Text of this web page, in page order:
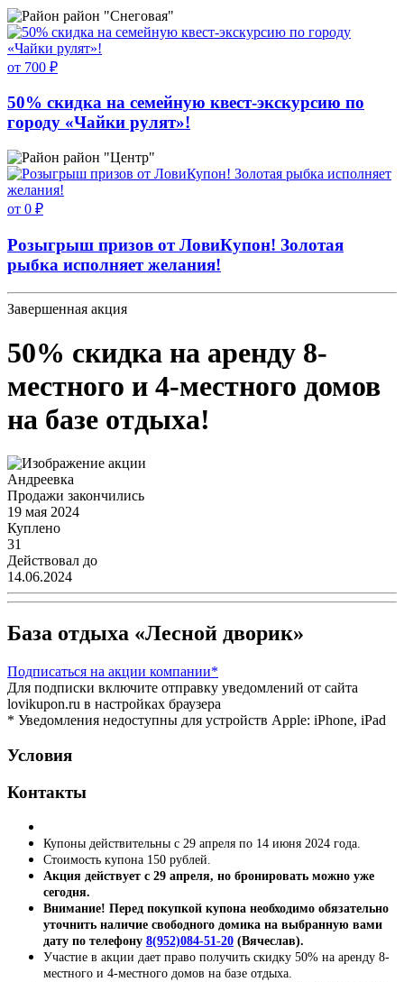
район "Снеговая"
от 700 ₽
50% скидка на семейную квест-экскурсию по
городу «Чайки рулят»!
район "Центр"
от 0 ₽
Розыгрыш призов от ЛовиКупон! Золотая
рыбка исполняет желания!
Завершенная акция
50% скидка на аренду 8-
местного и 4-местного домов
на базе отдыха!
Андреевка
Продажи закончились
19 мая 2024
Куплено
31
Действовал до
14.06.2024
База отдыха «Лесной дворик»
Подписаться на акции компании*
Для подписки включите отправку уведомлений от сайта
lovikupon.ru в настройках браузера
* Уведомления недоступны для устройств Apple: iPhone, iPad
Условия
Контакты
Купоны действительны с 29 апреля по 14 июня 2024 года.
Стоимость купона 150 рублей.
Акция действует с 29 апреля, но бронировать можно уже
сегодня.
Внимание! Перед покупкой купона необходимо обязательно
уточнить наличие свободного домика на выбранную вами
дату по телефону 8(952)084-51-20 (Вячеслав).
Участие в акции дает право получить скидку 50% на аренду 8-
местного и 4-местного домов на базе отдыха.